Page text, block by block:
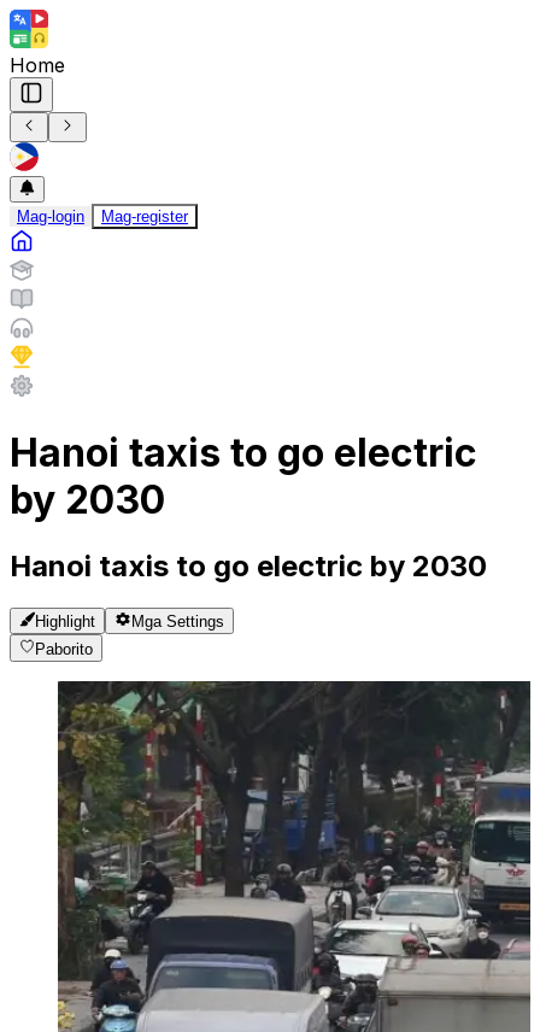
Home
Mag-login Mag-register
Hanoi taxis to go electric
by 2030
Hanoi taxis to go electric by 2030
Highlight
Mga Settings
Paborito